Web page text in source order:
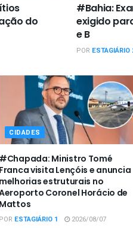
do
#Bahia:
exigido
e B
POR ESTAGIÁRIO
CIDADES
#Chapada: Ministro Tomé
Franca visita Lençóis e anuncia
melhorias estruturais no
Coronel Horácio de
Mattos
POR ESTAGIÁRIO 1 2026/08/07